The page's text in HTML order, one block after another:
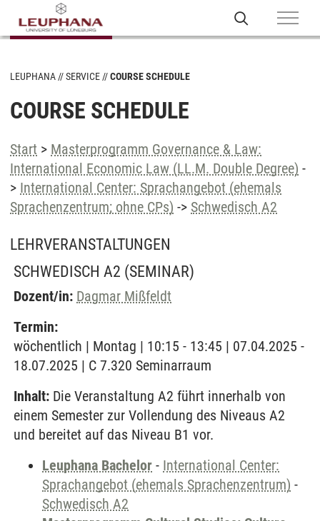
LEUPHANA SERVICE COURSE SCHEDULE
COURSE SCHEDULE
Start > Masterprogramm Governance & Law:
International Economic Law (LL.M. Double Degree) -
> International Center: Sprachangebot (ehemals
Sprachenzentrum; ohne CPs) -> Schwedisch A2
LEHRVERANSTALTUNGEN
SCHWEDISCH A2 (SEMINAR)
Dozent/in: Dagmar Mißfeldt
Termin:
wöchentlich | Montag | 10:15 - 13:45 | 07.04.2025 -
18.07.2025 | C 7.320 Seminarraum
Inhalt: Die Veranstaltung A2 führt innerhalb von
einem Semester zur Vollendung des Niveaus A2
und bereitet auf das Niveau B1 vor.
Leuphana Bachelor - International Center:
Sprachangebot (ehemals Sprachenzentrum) -
Schwedisch A2